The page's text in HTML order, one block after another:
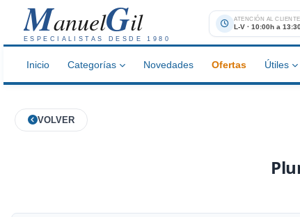
ManuelGil
ESPECIALISTAS DESDE 1980
ATENCIÓN AL CLIENTE
L-V · 10:00h a
Inicio Categorías Novedades Ofertas Útiles
VOLVER